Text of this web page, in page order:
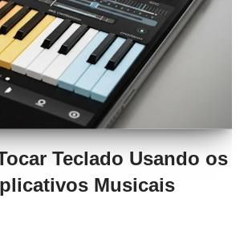
Teclado Usando os
Musicais